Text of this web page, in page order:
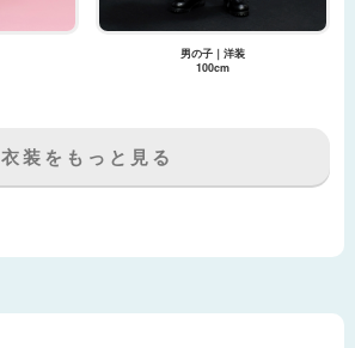
男の子｜洋装
100cm
衣装をもっと見る